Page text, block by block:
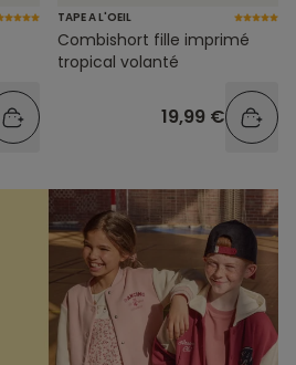
TAPE A L'OEIL
Combishort fille imprimé
tropical volanté
19,99 €